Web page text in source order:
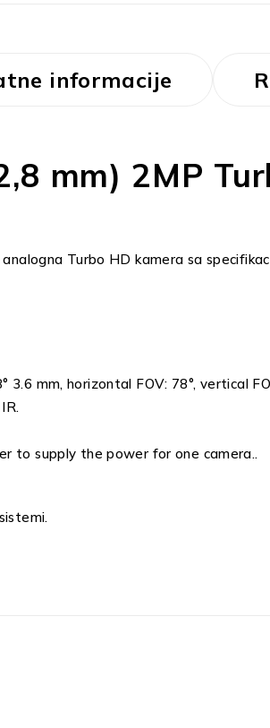
informacije
mm) 2MP
Turbo HD kamera sa
mm, horizontal FOV: 78°, vertical
to supply the power for one camera..